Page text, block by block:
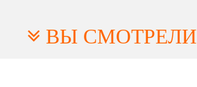
ВЫ СМОТРЕЛИ